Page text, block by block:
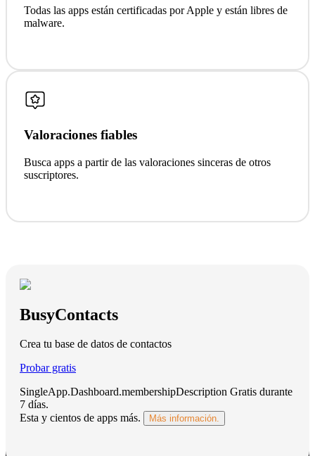
Todas las apps están certificadas por Apple y están libres de
malware.
Valoraciones fiables
Busca apps a partir de las valoraciones sinceras de otros
suscriptores.
BusyContacts
Crea tu base de datos de contactos
Probar gratis
SingleApp.Dashboard.membershipDescription Gratis durante
7 días.
Esta y cientos de apps más.
Más información.